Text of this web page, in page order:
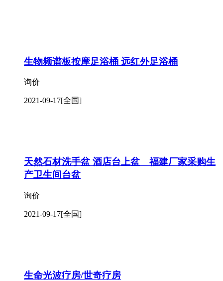
生物频谱板按摩足浴桶 远红外足浴桶
询价
2021-09-17[全国]
天然石材洗手盆 酒店台上盆 福建厂家采购生
产卫生间台盆
询价
2021-09-17[全国]
生命光波疗房/世奇疗房